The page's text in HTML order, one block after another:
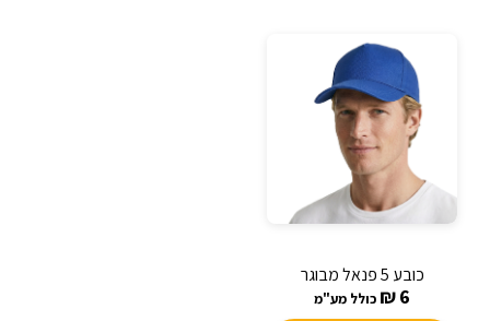
כובע 5 פנאל מבוגר
6
₪ כולל מע"מ